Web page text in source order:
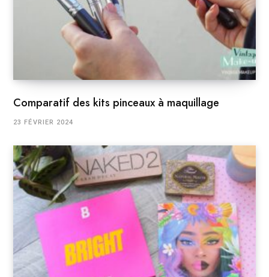
Comparatif des kits pinceaux à maquillage
23 FÉVRIER 2024